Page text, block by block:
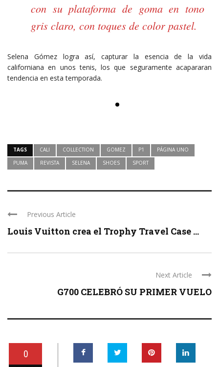
con su plataforma de goma en tono
gris claro, con toques de color pastel.
Selena Gómez logra así, capturar la esencia de la vida
californiana en unos tenis, los que seguramente acapararan
tendencia en esta temporada.
TAGS CALI COLLECTION GOMEZ P1
PÁGINA UNO
PUMA
REVISTA SELENA SHOES SPORT
Previous Article
Louis Vuitton crea el Trophy Travel Case ...
Next Article
G700 CELEBRÓ SU PRIMER VUELO
0